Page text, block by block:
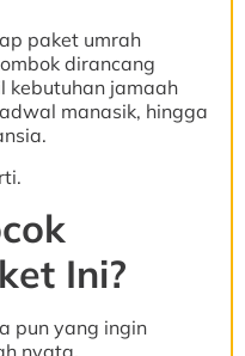
paket umrah
dirancang
kebutuhan jamaah
manasik, hingga
Ini?
pun yang ingin
nyata.